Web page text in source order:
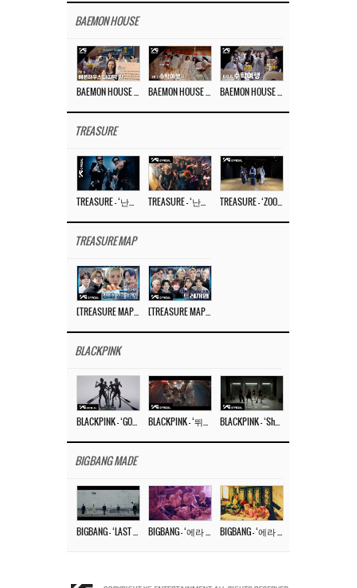
BAEMON HOUSE
TREASURE
TREASURE MAP
BLACKPINK
BIGBANG MADE